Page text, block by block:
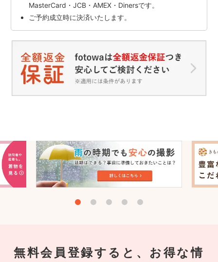
MasterCard・JCB・AMEX・Dinersです。
ご予約成立時に決済いたします。
無料会員登録すると、お得な情